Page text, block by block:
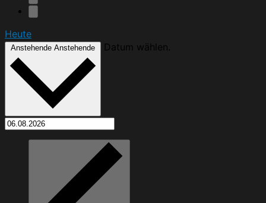
Heute
Anstehende Anstehende Datum wählen.